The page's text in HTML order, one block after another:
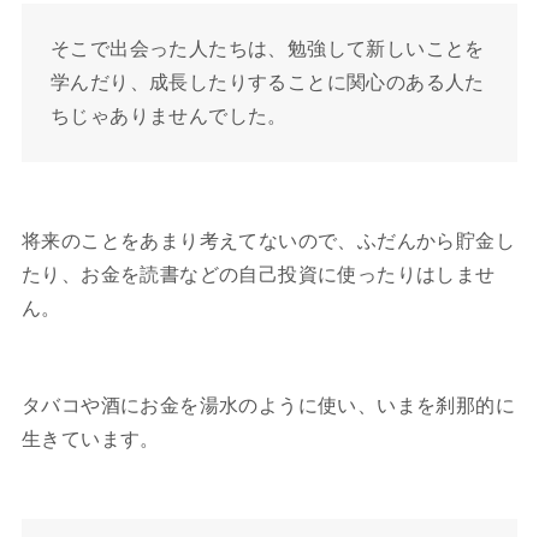
そこで出会った人たちは、勉強して新しいことを
学んだり、成長したりすることに関心のある人た
ちじゃありませんでした。
将来のことをあまり考えてないので、ふだんから貯金し
たり、お金を読書などの自己投資に使ったりはしませ
ん。
タバコや酒にお金を湯水のように使い、いまを刹那的に
生きています。